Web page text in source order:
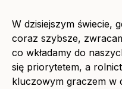
W dzisiejszym świecie,
coraz szybsze,
co wkładamy do
się priorytetem, a
kluczowym graczem w